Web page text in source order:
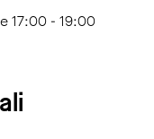
17:00 - 19:00